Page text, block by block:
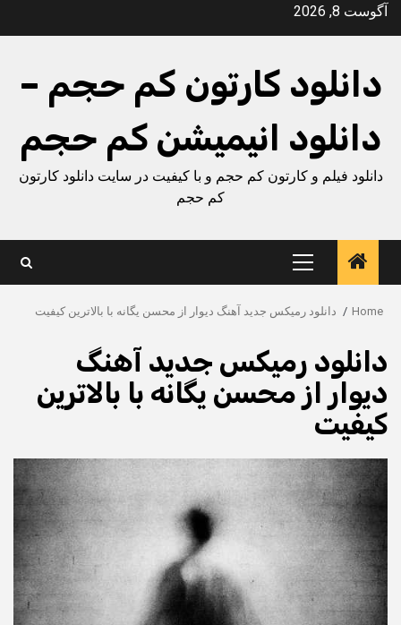
Skipآگوست 8, 2026
دانلود کارتون کم حجم –
دانلود انیمیشن کم حجم
دانلود فیلم و کارتون کم حجم و با کیفیت در سایت دانلود کارتون
کم حجم
Primary
Menu
Home دانلود رمیکس جدید آهنگ دیوار از محسن یگانه با بالاترین کیفیت
دانلود رمیکس جدید آهنگ
دیوار از محسن یگانه با بالاترین
کیفیت